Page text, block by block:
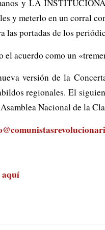
y LA
y meterlo en un corral
las portadas de los
el acuerdo como un
versión de la
regionales. El
Nacional de la
aquí